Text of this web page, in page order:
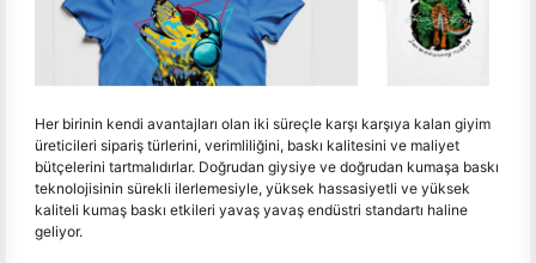
Her birinin kendi avantajları olan iki süreçle karşı karşıya kalan giyim
üreticileri sipariş türlerini, verimliliğini, baskı kalitesini ve maliyet
bütçelerini tartmalıdırlar. Doğrudan giysiye ve doğrudan kumaşa baskı
teknolojisinin sürekli ilerlemesiyle, yüksek hassasiyetli ve yüksek
kaliteli kumaş baskı etkileri yavaş yavaş endüstri standartı haline
geliyor.